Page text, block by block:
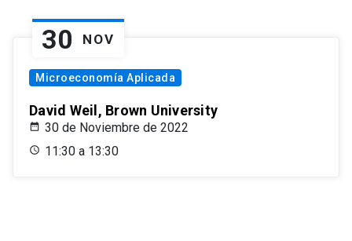
30 NOV
Microeconomía Aplicada
David Weil, Brown University
30 de Noviembre de 2022
11:30 a 13:30